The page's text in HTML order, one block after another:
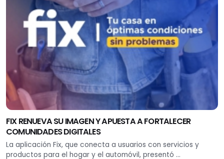
FIX RENUEVA SU IMAGEN Y APUESTA A FORTALECER
COMUNIDADES DIGITALES
La aplicación Fix, que conecta a usuarios con servicios y
productos para el hogar y el automóvil, presentó ...